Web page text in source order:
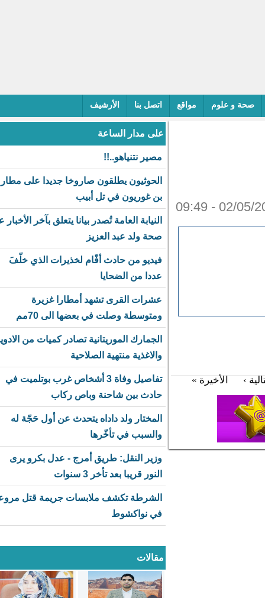
و علوم مواقع اتصل بنا الأرشيف
› الأخيرة »
على مدار الساعة
مصير نتنياهو..!!
الحوثيون يطلقون صاروخا جديدا على مطار
بن غوريون في تل أبيب
النيابة العامة تُصدر بيانا يتعلق بآخر الأخبار عن
صحة ولد عبد العزيز
فيديو من حادث أفّام لخذيرات الذي خلّفَ
عددا من الضحايا
عشرات القرى تشهد أمطارا غزيرة
ومتوسطة وصلت في بعضها الى 70مم
الجمارك الموريتانية تصادر كميات من الادوية
والاغذية منتهية الصلاحية
تفاصيل وفاة 3 أشخاص غرب بوتلميت في
حادث بين شاحنة وباص ركاب
المختار ولد داداه يتحدث عن أول حَجّة له
والسبب في تأخّرها
وزير النقل: طريق أمرج - عدل بكرو يرى
النور قريبا بعد تأخر 3 سنوات
الشرطة تكشف ملابسات جريمة قتل مروعة
في نواكشوط
مقالات